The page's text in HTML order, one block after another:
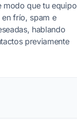
modo que tu equipo
frío, spam e
hablando
previamente